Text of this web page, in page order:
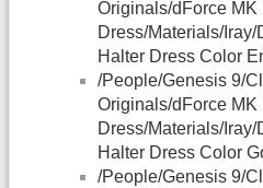
Originals/dForce
Dress/Materials/
Halter Dress Color
/People/Genesis 9/
Originals/dForce
Dress/Materials/
Halter Dress Color
/People/Genesis 9/